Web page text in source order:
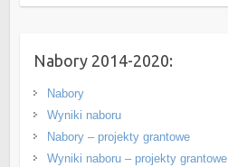
Nabory 2014-2020:
Nabory
Wyniki naboru
Nabory – projekty grantowe
Wyniki naboru – projekty grantowe